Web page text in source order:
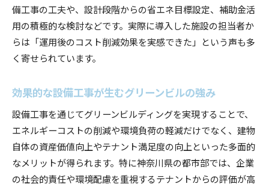
備工事の工夫や、設計段階からの省エネ目標設定、補助金活
用の積極的な検討などです。実際に導入した施設の担当者か
らは「運用後のコスト削減効果を実感できた」という声も多
く寄せられています。
効果的な設備工事が生むグリーンビルの強み
設備工事を通じてグリーンビルディングを実現することで、
エネルギーコストの削減や環境負荷の軽減だけでなく、建物
自体の資産価値向上やテナント満足度の向上といった多面的
なメリットが得られます。特に神奈川県の都市部では、企業
の社会的責任や環境配慮を重視するテナントからの評価が高